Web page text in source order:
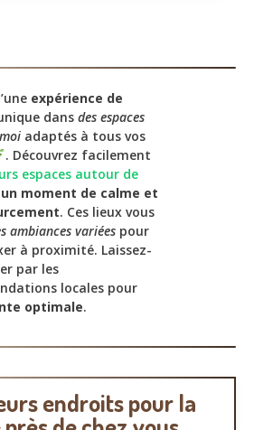
expérience de
dans des espaces
adaptés à tous vos
. Découvrez facilement
espaces autour de
un moment de calme et
. Ces lieux vous
ambiances variées pour
à proximité. Laissez-
par les
locales pour
optimale.
endroits pour la